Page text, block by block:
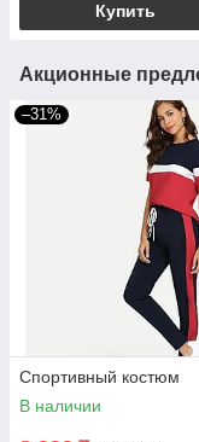
Купить
Акционные
–31%
Спортивный костюм
В наличии